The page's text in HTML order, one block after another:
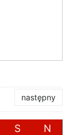
następny
S N